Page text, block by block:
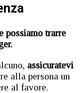
possiamo trarre
assicuratevi
alla persona un
al favore.